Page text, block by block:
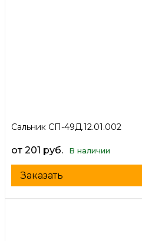
Сальник СП-49Д.12.01.002
от 201 руб. В наличии
Заказать